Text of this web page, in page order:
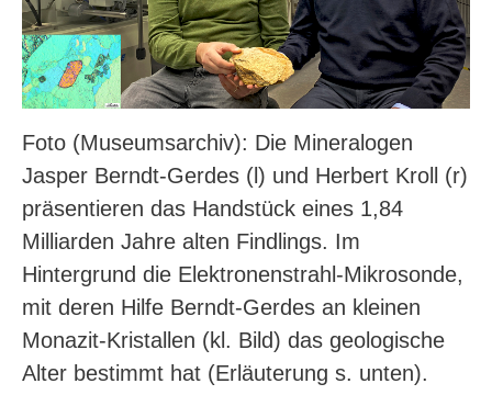
Foto (Museumsarchiv): Die Mineralogen
Jasper Berndt-Gerdes (l) und Herbert Kroll (r)
präsentieren das Handstück eines 1,84
Milliarden Jahre alten Findlings. Im
Hintergrund die Elektronenstrahl-Mikrosonde,
mit deren Hilfe Berndt-Gerdes an kleinen
Monazit-Kristallen (kl. Bild) das geologische
Alter bestimmt hat (Erläuterung s. unten).